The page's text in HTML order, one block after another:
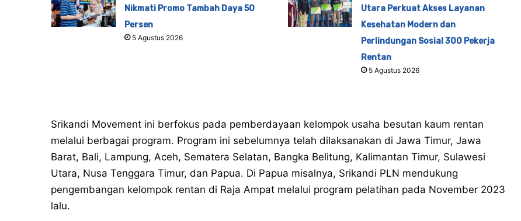
Nikmati Promo Tambah Daya 50
Persen
5 Agustus 2026
Utara Perkuat Akses Layanan
Kesehatan Modern dan
Perlindungan Sosial 300 Pekerja
Rentan
5 Agustus 2026
Srikandi Movement ini berfokus pada pemberdayaan kelompok usaha besutan kaum rentan
melalui berbagai program. Program ini sebelumnya telah dilaksanakan di Jawa Timur, Jawa
Barat, Bali, Lampung, Aceh, Sematera Selatan, Bangka Belitung, Kalimantan Timur, Sulawesi
Utara, Nusa Tenggara Timur, dan Papua. Di Papua misalnya, Srikandi PLN mendukung
pengembangan kelompok rentan di Raja Ampat melalui program pelatihan pada November 2023
lalu.